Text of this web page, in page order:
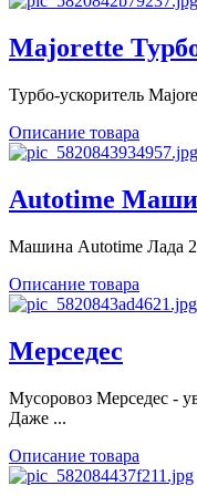
Majorette
Турбо-ускоритель
Описание товара
Autotime
Машина Autotime Лада
Описание товара
Мерседес
Мусоровоз Мерседес -
Даже ...
Описание товара